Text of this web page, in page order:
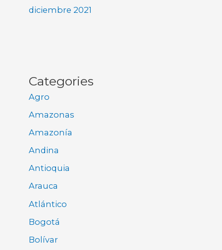
diciembre 2021
Categories
Agro
Amazonas
Amazonía
Andina
Antioquia
Arauca
Atlántico
Bogotá
Bolívar